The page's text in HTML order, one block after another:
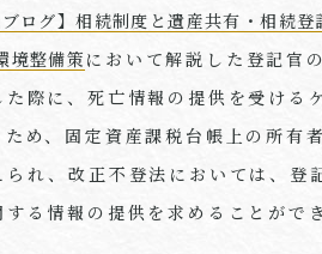
ブログ】相続制度と遺産共有・相続
境整備策 において解説した登記官
際に、死亡情報の提供を受ける
め、固定資産課税台帳上の所有
れ、改正不登法においては、登
る情報の提供を求めることがで